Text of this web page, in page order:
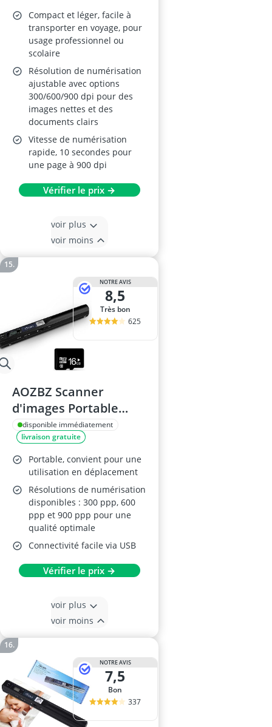
Compact et léger, facile à
transporter en voyage, pour
usage professionnel ou
scolaire
Résolution de numérisation
ajustable avec options
300/600/900 dpi pour des
images nettes et des
documents clairs
Vitesse de numérisation
rapide, 10 secondes pour
une page à 900 dpi
Vérifier le prix →
voir plus
voir moins
NOTRE AVIS
8,5
Très bon
625
AOZBZ Scanner
d'images Portable
900DPI A4 Blanc
disponible immédiatement
livraison gratuite
Portable, convient pour une
utilisation en déplacement
Résolutions de numérisation
disponibles : 300 ppp, 600
ppp et 900 ppp pour une
qualité optimale
Connectivité facile via USB
Vérifier le prix →
voir plus
voir moins
NOTRE AVIS
7,5
Bon
337